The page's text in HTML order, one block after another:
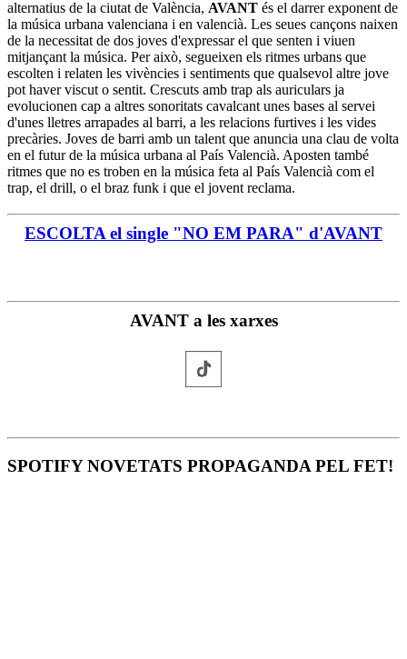
alternatius de la ciutat de València, AVANT és el darrer exponent de
la música urbana valenciana i en valencià. Les seues cançons naixen
de la necessitat de dos joves d'expressar el que senten i viuen
mitjançant la música. Per això, segueixen els ritmes urbans que
escolten i relaten les vivències i sentiments que qualsevol altre jove
pot haver viscut o sentit. Crescuts amb trap als auriculars ja
evolucionen cap a altres sonoritats cavalcant unes bases al servei
d'unes lletres arrapades al barri, a les relacions furtives i les vides
precàries. Joves de barri amb un talent que anuncia una clau de volta
en el futur de la música urbana al País Valencià. Aposten també
ritmes que no es troben en la música feta al País Valencià com el
trap, el drill, o el braz funk i que el jovent reclama.
ESCOLTA el single "NO EM PARA" d'AVANT
AVANT a les xarxes
SPOTIFY NOVETATS PROPAGANDA PEL FET!